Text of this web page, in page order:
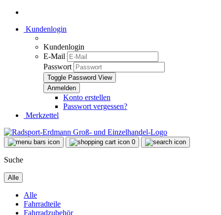
Kundenlogin
Kundenlogin
E-Mail
Passwort
Toggle Password View
Konto erstellen
Passwort vergessen?
Merkzettel
0
Suche
Alle
Alle
Fahrradteile
Fahrradzubehör